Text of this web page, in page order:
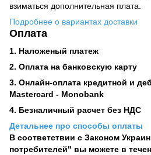
взиматься дополнительная плата.
Подробнее о вариантах доставки
Оплата
1. Наложеный платеж
2. Оплата на банковскую карту
3. Онлайн-оплата кредитной и
Mastercard - Monobank
4. Безналичный расчет без НДС
Детальнее про способы оплаты
В соответствии с Законом
потребителей" вы можете в